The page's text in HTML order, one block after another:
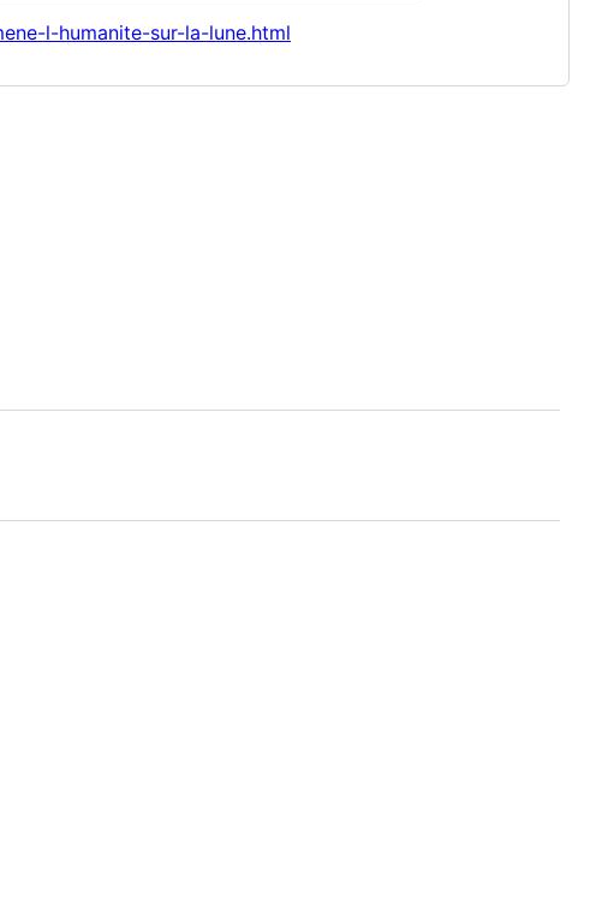
l-humanite-sur-la-lune.html